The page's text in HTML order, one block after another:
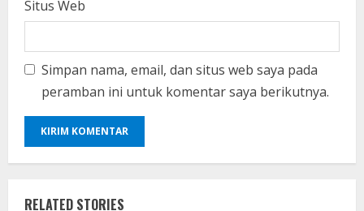
Situs Web
Simpan nama, email, dan situs web saya pada
peramban ini untuk komentar saya berikutnya.
RELATED STORIES